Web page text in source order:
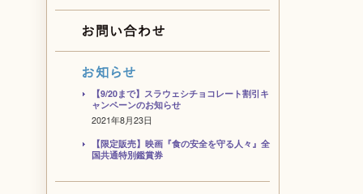
【9/20まで】スラウェシチョコレート割引キ
ャンペーンのお知らせ
2021年8月23日
【限定販売】映画『食の安全を守る人々』全
国共通特別鑑賞券